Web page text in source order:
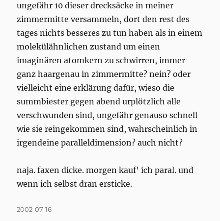
ungefähr 10 dieser drecksäcke in meiner
zimmermitte versammeln, dort den rest des
tages nichts besseres zu tun haben als in einem
molekülähnlichen zustand um einen
imaginären atomkern zu schwirren, immer
ganz haargenau in zimmermitte? nein? oder
vielleicht eine erklärung dafür, wieso die
summbiester gegen abend urplötzlich alle
verschwunden sind, ungefähr genauso schnell
wie sie reingekommen sind, wahrscheinlich in
irgendeine paralleldimension? auch nicht?
naja. faxen dicke. morgen kauf' ich paral. und
wenn ich selbst dran ersticke.
Posted
2002-07-16